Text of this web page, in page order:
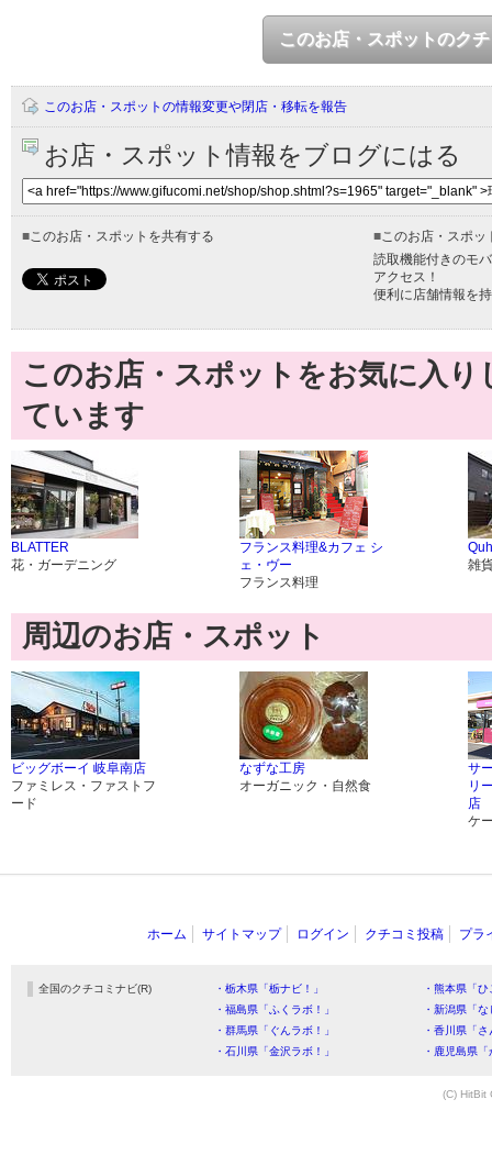
このお店・スポットのク
このお店・スポットの情報変更や閉店・移転を報告
お店・スポット情報をブログにはる
■このお店・スポットを共有する ■このお店・スポッ
読取機能付きのモ
アクセス！
便利に店舗情報を
このお店・スポットをお気に入
ています
BLATTER
花・ガーデニング
フランス料理&カフェ シ
ェ・ヴー
フランス料理
雑
周辺のお店・スポット
ビッグボーイ 岐阜南店
ファミレス・ファストフ
ード
なずな工房
オーガニック・自然食
サ
リ
店
ケ
ホーム サイトマップ ログイン クチコミ投稿 プラ
全国のクチコミナビ(R) ・栃木県「栃ナビ！」
・熊本県「
・福島県「ふくラボ！」
・新潟県「
・群馬県「ぐんラボ！」
・香川県「
・石川県「金沢ラボ！」
・鹿児島県
(C) HitBit